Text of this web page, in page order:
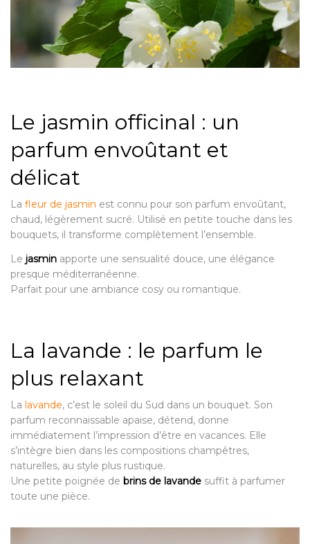
Le jasmin officinal : un
parfum envoûtant et
délicat
La fleur de jasmin est connu pour son parfum envoûtant,
chaud, légèrement sucré. Utilisé en petite touche dans les
bouquets, il transforme complètement l’ensemble.
Le jasmin apporte une sensualité douce, une élégance
presque méditerranéenne.
Parfait pour une ambiance cosy ou romantique.
La lavande : le parfum le
plus relaxant
La lavande, c’est le soleil du Sud dans un bouquet. Son
parfum reconnaissable apaise, détend, donne
immédiatement l’impression d’être en vacances. Elle
s’intègre bien dans les compositions champêtres,
naturelles, au style plus rustique.
Une petite poignée de brins de lavande suffit à parfumer
toute une pièce.